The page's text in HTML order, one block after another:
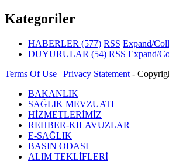
Kategoriler
HABERLER (577) RSS Expand/
DUYURULAR (54) RSS Expand/
Terms Of Use | Privacy Statement -
BAKANLIK
SAĞLIK MEVZUATI
HİZMETLERİMİZ
REHBER-KILAVUZLAR
E-SAĞLIK
BASIN ODASI
ALIM TEKLİFLERİ